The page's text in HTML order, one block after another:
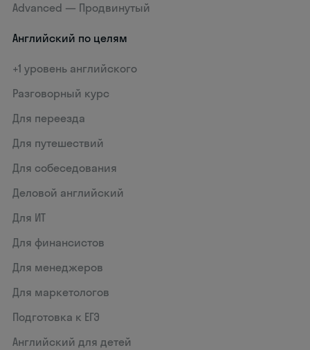
Advanced — Продвинутый
Английский по целям
+1 уровень английского
Разговорный курс
Для переезда
Для путешествий
Для собеседования
Деловой английский
Для ИТ
Для финансистов
Для менеджеров
Для маркетологов
Подготовка к ЕГЭ
Английский для детей